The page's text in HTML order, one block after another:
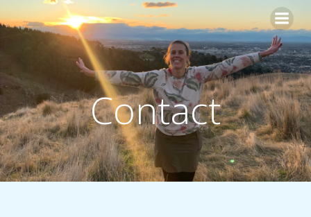
Ga
naar
de
inhoud
Contact